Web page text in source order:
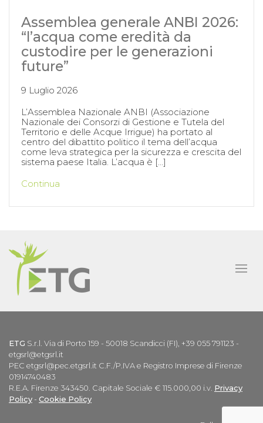
Assemblea generale ANBI 2026:
“l’acqua come eredità da
custodire per le generazioni
future”
9 Luglio 2026
L’Assemblea Nazionale ANBI (Associazione
Nazionale dei Consorzi di Gestione e Tutela del
Territorio e delle Acque Irrigue) ha portato al
centro del dibattito politico il tema dell’acqua
come leva strategica per la sicurezza e crescita del
sistema paese Italia. L’acqua è […]
Continua
ETG S.r.l. Via di Porto 159 - 50018 Scandicci (FI), +39 055 791123 -
etgsrl@etgsrl.it
PEC etgsrl@pec.etgsrl.it C.F./P.IVA e Registro Imprese di Firenze
01914740483
R.E.A. Firenze 343450. Capitale Sociale € 115.000,00 i.v. Privacy
Policy - Cookie Policy